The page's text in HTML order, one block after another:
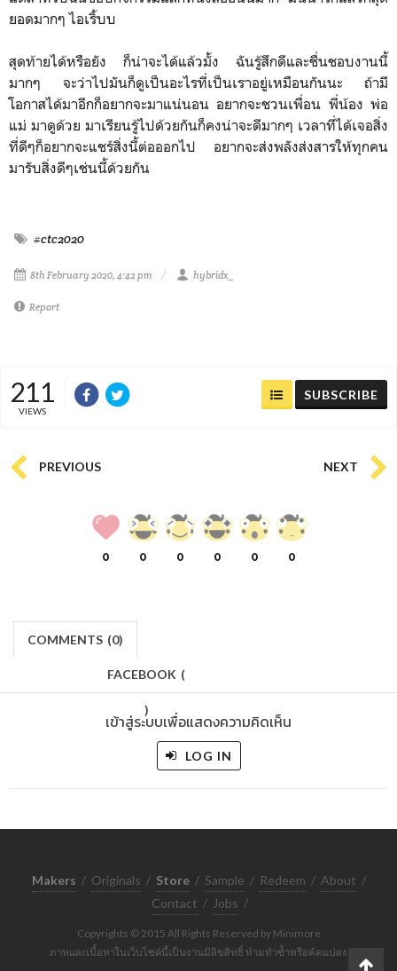
ยอดมากๆ ไอเริ้บบ
สุดท้ายได้หรือยัง ก็น่าจะได้แล้วมั้ง ฉันรู้สึกดีและชื่นชอบงานนี้
มากๆ จะว่าไปมันก็ดูเป็นอะไรที่เป็นเราอยู่เหมือนกันนะ ถ้ามี
โอกาสได้มาอีกก็อยากจะมาแน่นอน อยากจะชวนเพื่อน พี่น้อง พ่อ
แม่ มาดูด้วย มาเรียนรู้ไปด้วยกันก็คงน่าจะดีมากๆ เวลาที่ได้เจอสิ่ง
ที่ดีๆก็อยากจะแชร์สิ่งนี้ต่อออกไป อยากจะส่งพลังส่งสารให้ทุกคน
มารับสิ่งดีๆเช่นนี้ด้วยกัน
#ctc2020
8th February 2020, 4:42 pm hybridx_
Report
211
VIEWS
SUBSCRIBE
PREVIOUS NEXT
0 0 0 0 0 0
COMMENTS (0)
FACEBOOK (
)
เข้าสู่ระบบเพื่อแสดงความคิดเห็น
LOG IN
Makers / Originals / Store / Sample / Redeem / About /
Contact / Jobs /
Copyrights © 2015 All Rights Reserved by Minimore
ภาพและเนื้อหาในเว็บไซต์นี้เป็นงานมีลิขสิทธิ์ ห้ามทำซ้ำหรือดัดแปลง